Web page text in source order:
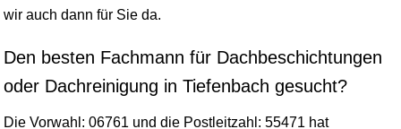
wir auch dann für Sie da.
Den besten Fachmann für Dachbeschichtungen
oder Dachreinigung in Tiefenbach gesucht?
Die Vorwahl: 06761 und die Postleitzahl: 55471 hat